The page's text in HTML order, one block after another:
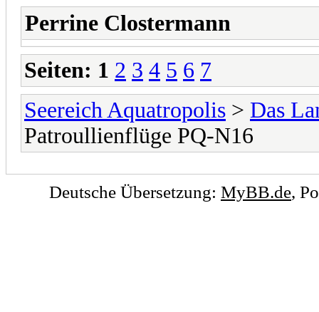
Perrine Clostermann
Seiten: 1 2 3 4 5 6 7
Seereich Aquatropolis > Das
Patroullienflüge PQ-N16
Deutsche Übersetzung: MyBB.de,